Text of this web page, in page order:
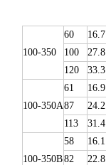
100-350
60
16.7
100
27.8
120
33.3
100-350A
61
16.9
87
24.2
113
31.4
100-350B
58
16.1
82
22.8